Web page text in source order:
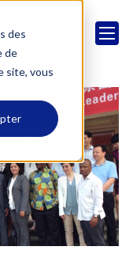
des
de
site, vous